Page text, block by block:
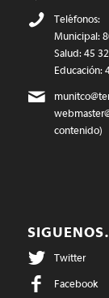
Teléfonos:
Municipal:
Salud: 45
Educación:
contenido)
Twitter
Facebook